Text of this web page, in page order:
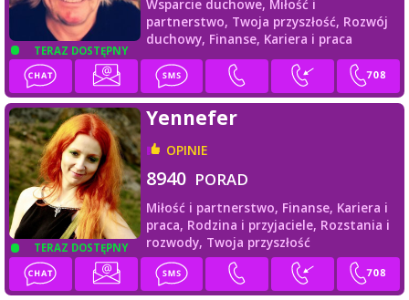
TERAZ DOSTĘPNY
Wsparcie duchowe, Miłość i
partnerstwo, Twoja przyszłość, Rozwój
duchowy, Finanse, Kariera i praca
TERAZ DOSTĘPNY
Yennefer
OPINIE
8940 PORAD
Miłość i partnerstwo, Finanse, Kariera i
praca, Rodzina i przyjaciele, Rozstania i
rozwody, Twoja przyszłość